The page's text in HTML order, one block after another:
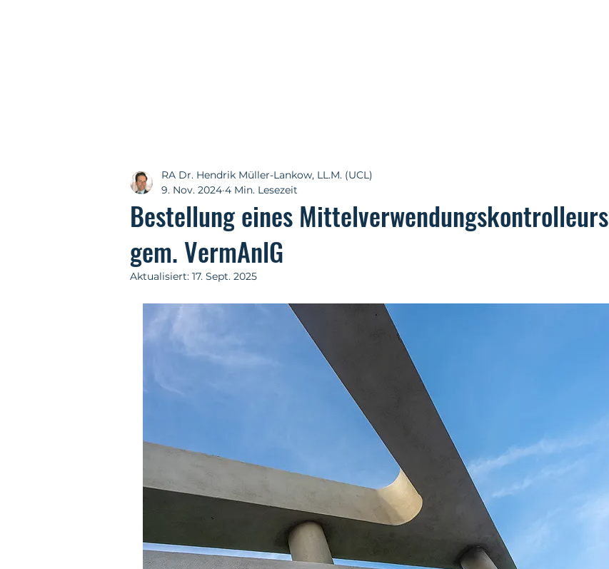
Bestellung eines Mittelverwendungskontrolleurs
gem. VermAnlG
RA Dr. Hendrik Müller-Lankow, LL.M. (UCL)
9. Nov. 2024 4 Min. Lesezeit
Aktualisiert: 17. Sept. 2025